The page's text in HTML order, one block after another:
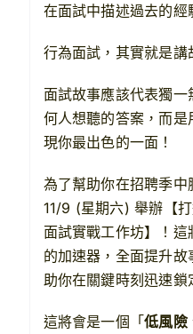
在面試中描述過去的經
行為面試，其實就是講
面試故事應該代表獨
何人想聽的答案，而
現你最出色的一面！
為了幫助你在招聘季
11/9 (星期六) 舉辦【
面試實戰工作坊】！
的加速器，全面提升
助你在關鍵時刻迅速鎖
這將會是一個「低風險